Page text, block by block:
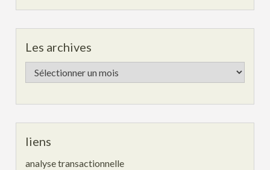
Les archives
Les
archives
liens
analyse transactionnelle